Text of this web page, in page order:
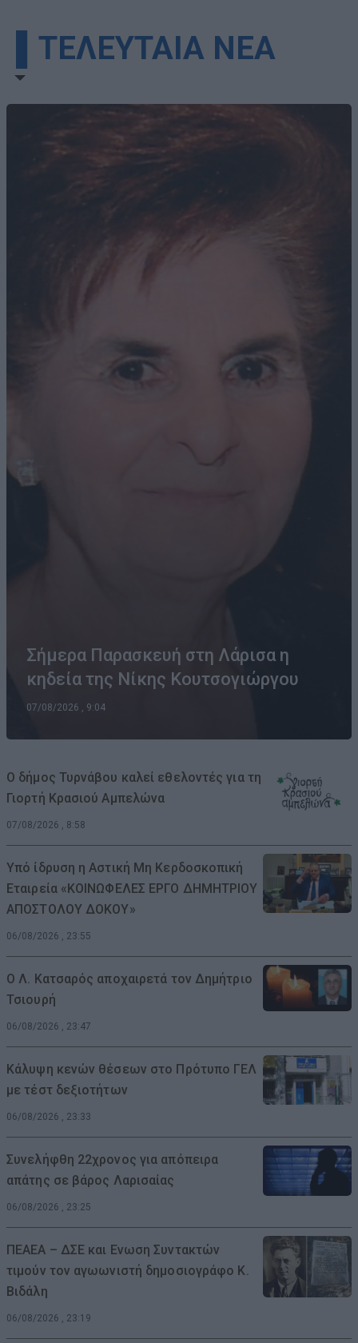
▌ΤΕΛΕΥΤΑΙΑ ΝΕΑ
Σήμερα Παρασκευή στη Λάρισα η
κηδεία της Νίκης Κουτσογιώργου
07/08/2026 , 9:04
Ο δήμος Τυρνάβου καλεί εθελοντές για τη
Γιορτή Κρασιού Αμπελώνα
07/08/2026 , 8:58
Υπό ίδρυση η Αστική Μη Κερδοσκοπική
Εταιρεία «ΚΟΙΝΩΦΕΛΕΣ ΕΡΓΟ ΔΗΜΗΤΡΙΟΥ
ΑΠΟΣΤΟΛΟΥ ΔΟΚΟΥ»
06/08/2026 , 23:55
Ο Λ. Κατσαρός αποχαιρετά τον Δημήτριο
Τσιουρή
06/08/2026 , 23:47
Κάλυψη κενών θέσεων στο Πρότυπο ΓΕΛ
με τέστ δεξιοτήτων
06/08/2026 , 23:33
Συνελήφθη 22χρονος για απόπειρα
απάτης σε βάρος Λαρισαίας
06/08/2026 , 23:25
ΠΕΑΕΑ – ΔΣΕ και Ενωση Συντακτών
τιμούν τον αγωωνιστή δημοσιογράφο Κ.
Βιδάλη
06/08/2026 , 23:19